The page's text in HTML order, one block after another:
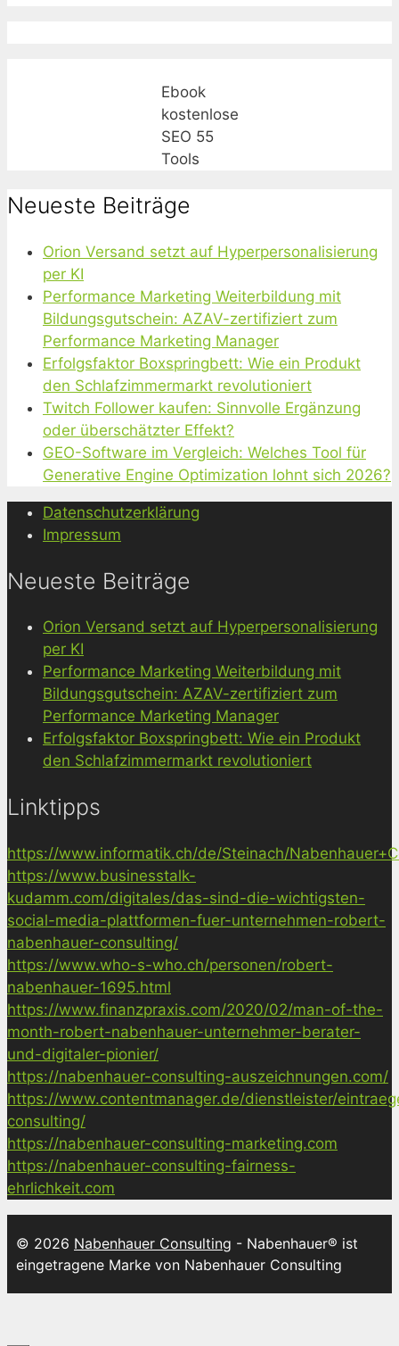
Ebook
kostenlose
SEO 55
Tools
Neueste Beiträge
Orion Versand setzt auf Hyperpersonalisierung
per KI
Performance Marketing Weiterbildung mit
Bildungsgutschein: AZAV-zertifiziert zum
Performance Marketing Manager
Erfolgsfaktor Boxspringbett: Wie ein Produkt
den Schlafzimmermarkt revolutioniert
Twitch Follower kaufen: Sinnvolle Ergänzung
oder überschätzter Effekt?
GEO-Software im Vergleich: Welches Tool für
Generative Engine Optimization lohnt sich 2026?
Datenschutzerklärung
Impressum
Neueste Beiträge
Orion Versand setzt auf Hyperpersonalisierung
per KI
Performance Marketing Weiterbildung mit
Bildungsgutschein: AZAV-zertifiziert zum
Performance Marketing Manager
Erfolgsfaktor Boxspringbett: Wie ein Produkt
den Schlafzimmermarkt revolutioniert
Linktipps
https://www.informatik.ch/de/Steinach/
https://www.businesstalk-
kudamm.com/digitales/das-sind-die-wichtigsten-
social-media-plattformen-fuer-unternehmen-robert-
nabenhauer-consulting/
https://www.who-s-who.ch/personen/robert-
nabenhauer-1695.html
https://www.finanzpraxis.com/2020/02/man-of-the-
month-robert-nabenhauer-unternehmer-berater-
und-digitaler-pionier/
https://nabenhauer-consulting-auszeichnungen.com/
https://www.contentmanager.de/dienstleister/
consulting/
https://nabenhauer-consulting-marketing.com
https://nabenhauer-consulting-fairness-
ehrlichkeit.com
© 2026 Nabenhauer Consulting - Nabenhauer® ist
eingetragene Marke von Nabenhauer Consulting